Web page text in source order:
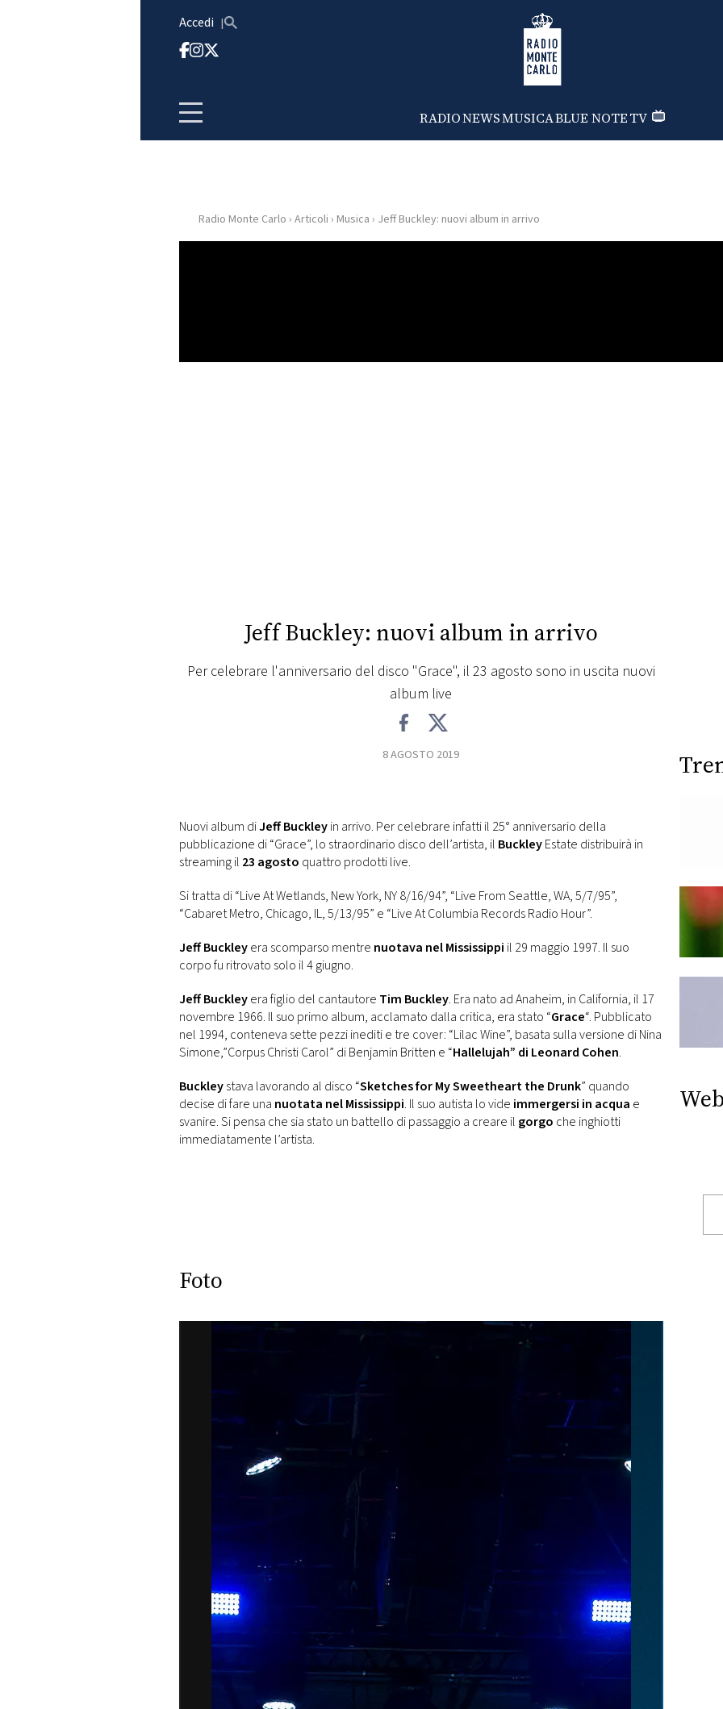
Accedi Radio Monte Carlo
RADIONEWSMUSICABLUE NOTETV
HOMERadio Monte Carlo › Articoli › Musica › Jeff Buckley: nuovi album in arrivo
Jeff Buckley: nuovi album in arrivo
Per celebrare l'anniversario del disco "Grace", il 23 agosto sono in uscita nuovi
album live
8 AGOSTO 2019
Nuovi album diJeff Buckleyin arrivo. Per celebrare infatti il 25° anniversario della
pubblicazione di “Grace”, lo straordinario disco dell’artista, il BuckleyEstate distribuirà in
streaming il 23 agosto quattro prodotti live.
Si tratta di “Live At Wetlands, New York, NY 8/16/94”, “Live From Seattle, WA, 5/7/95”,
“Cabaret Metro, Chicago, IL, 5/13/95” e “Live At Columbia Records Radio Hour”.
Jeff Buckleyera scomparso mentre nuotava nel Mississippi il 29 maggio 1997. Il suo
corpo fu ritrovato solo il 4 giugno.
Jeff Buckleyera figlio del cantautore Tim Buckley. Era nato ad Anaheim, in California, il 17
novembre 1966. Il suo primo album, acclamato dalla critica, era stato “Grace“. Pubblicato
nel 1994, conteneva sette pezzi inediti e tre cover: “Lilac Wine”, basata sulla versione di Nina
Simone,”Corpus Christi Carol” di Benjamin Britten e “Hallelujah” di Leonard Cohen.
Buckleystava lavorando al disco “Sketches for My Sweetheart the Drunk” quando
decise di fare una nuotata nel Mississippi. Il suo autista lo vide immergersi in acqua e
svanire. Si pensa che sia stato un battello di passaggio a creare il gorgo che inghiotti
immediatamente l’artista.
Foto